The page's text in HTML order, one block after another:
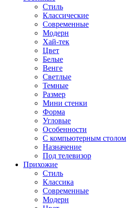
Стиль
Классические
Современные
Модерн
Хай-тек
Цвет
Белые
Венге
Светлые
Темные
Размер
Мини стенки
Форма
Угловые
Особенности
С компьютерным столом
Назначение
Под телевизор
Прихожие
Стиль
Классика
Современные
Модерн